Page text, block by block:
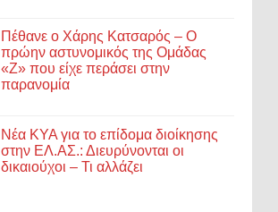
Πέθανε ο Χάρης Κατσαρός – Ο
πρώην αστυνομικός της Ομάδας
«Ζ» που είχε περάσει στην
παρανομία
Νέα ΚΥΑ για το επίδομα διοίκησης
στην ΕΛ.ΑΣ.: Διευρύνονται οι
δικαιούχοι – Τι αλλάζει